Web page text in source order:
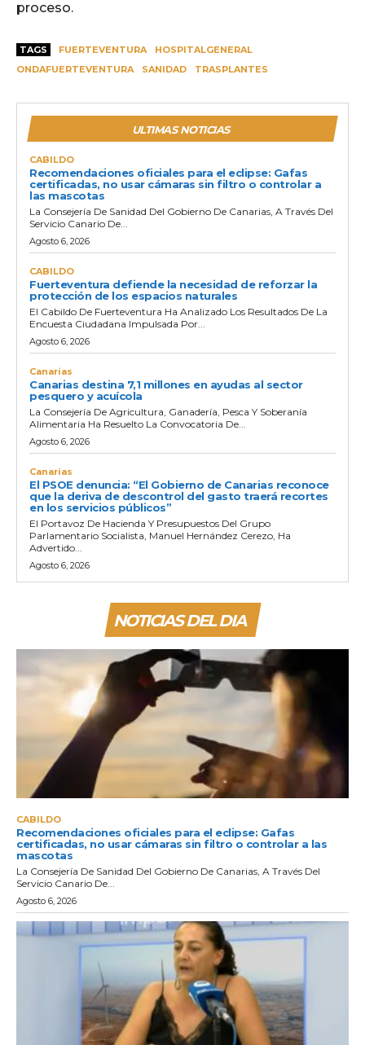
proceso.
TAGS FUERTEVENTURA
HOSPITALGENERAL
ONDAFUERTEVENTURA
SANIDAD TRASPLANTES
ULTIMAS NOTICIAS
CABILDO
Recomendaciones oficiales para el eclipse: Gafas
certificadas, no usar cámaras sin filtro o controlar a
las mascotas
La Consejería De Sanidad Del Gobierno De Canarias, A Través Del
Servicio Canario De...
Agosto 6, 2026
CABILDO
Fuerteventura defiende la necesidad de reforzar la
protección de los espacios naturales
El Cabildo De Fuerteventura Ha Analizado Los Resultados De La
Encuesta Ciudadana Impulsada Por...
Agosto 6, 2026
Canarias
Canarias destina 7,1 millones en ayudas al sector
pesquero y acuícola
La Consejería De Agricultura, Ganadería, Pesca Y Soberanía
Alimentaria Ha Resuelto La Convocatoria De...
Agosto 6, 2026
Canarias
El PSOE denuncia: “El Gobierno de Canarias reconoce
que la deriva de descontrol del gasto traerá recortes
en los servicios públicos”
El Portavoz De Hacienda Y Presupuestos Del Grupo
Parlamentario Socialista, Manuel Hernández Cerezo, Ha
Advertido...
Agosto 6, 2026
NOTICIAS DEL DIA
CABILDO
Recomendaciones oficiales para el eclipse: Gafas
certificadas, no usar cámaras sin filtro o controlar a las
mascotas
La Consejería De Sanidad Del Gobierno De Canarias, A Través Del
Servicio Canario De...
Agosto 6, 2026